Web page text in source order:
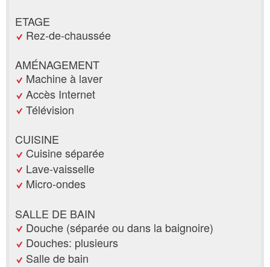
ETAGE
Rez-de-chaussée
AMÉNAGEMENT
Machine à laver
Accès Internet
Télévision
CUISINE
Cuisine séparée
Lave-vaisselle
Micro-ondes
SALLE DE BAIN
Douche (séparée ou dans la baignoire)
Douches: plusieurs
Salle de bain